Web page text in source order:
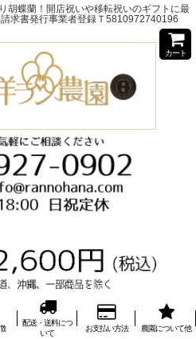
胡蝶蘭！開店祝いや移転祝いのギフトに最
求書発行事業者登録Ｔ5810972740196
カート
配送・送料につ
いて
お支払い方法 農園について他